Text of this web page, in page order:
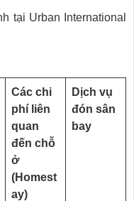
tại Urban International
Các chi
phí liên
quan
đến chỗ
ở
(Homest
ay)
Dịch vụ
đón sân
bay